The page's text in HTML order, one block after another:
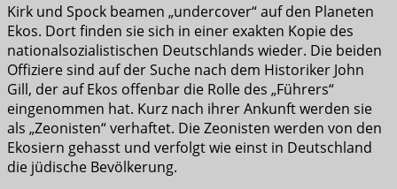
Kirk und Spock beamen „undercover“ auf den Planeten
Ekos. Dort finden sie sich in einer exakten Kopie des
nationalsozialistischen Deutschlands wieder. Die beiden
Offiziere sind auf der Suche nach dem Historiker John
Gill, der auf Ekos offenbar die Rolle des „Führers“
eingenommen hat. Kurz nach ihrer Ankunft werden sie
als „Zeonisten“ verhaftet. Die Zeonisten werden von den
Ekosiern gehasst und verfolgt wie einst in Deutschland
die jüdische Bevölkerung.